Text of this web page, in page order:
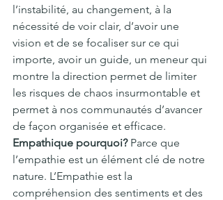
l’instabilité, au changement, à la
nécessité de voir clair, d’avoir une
vision et de se focaliser sur ce qui
importe, avoir un guide, un meneur qui
montre la direction permet de limiter
les risques de chaos insurmontable et
permet à nos communautés d’avancer
de façon organisée et efficace.
Empathique pourquoi? Parce que
l’empathie est un élément clé de notre
nature. L’Empathie est la
compréhension des sentiments et des